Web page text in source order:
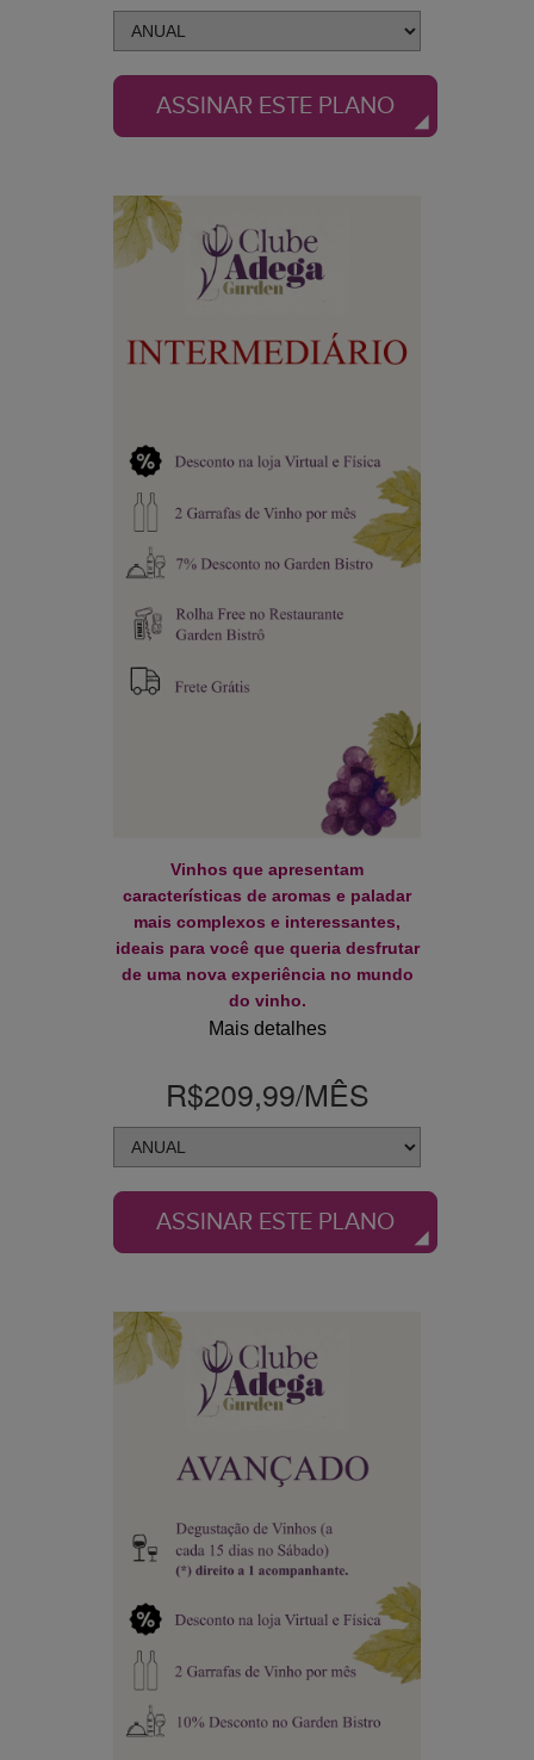
ASSINAR ESTE PLANO
Vinhos que apresentam
características de aromas e paladar
mais complexos e interessantes,
ideais para você que queria desfrutar
de uma nova experiência no mundo
do vinho.
Mais detalhes
R$209,99/MÊS
ASSINAR ESTE PLANO